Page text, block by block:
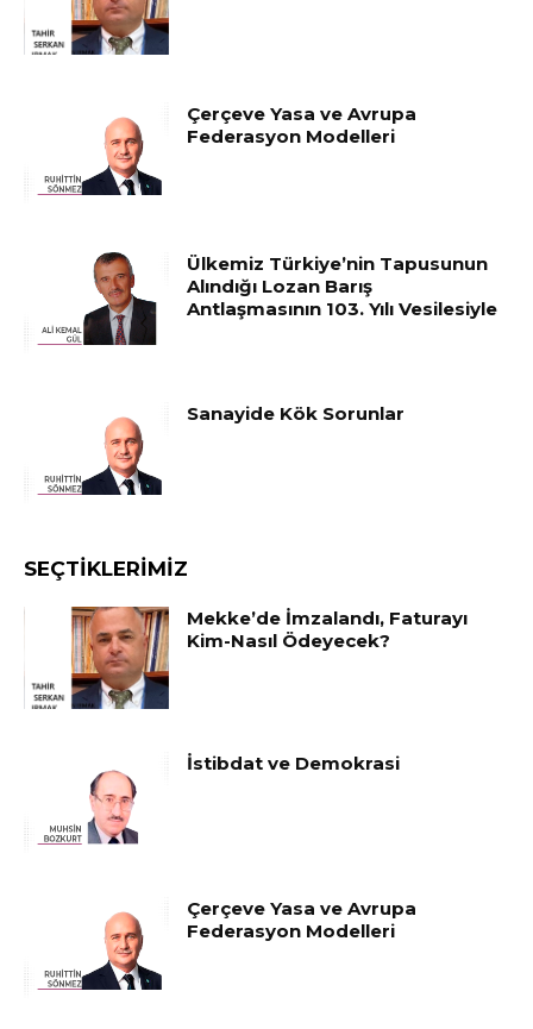
Çerçeve Yasa ve Avrupa
Federasyon Modelleri
Ülkemiz Türkiye’nin Tapusunun
Alındığı Lozan Barış
Antlaşmasının 103. Yılı Vesilesiyle
Sanayide Kök Sorunlar
SEÇTIKLERIMIZ
Mekke’de İmzalandı, Faturayı
Kim-Nasıl Ödeyecek?
İstibdat ve Demokrasi
Çerçeve Yasa ve Avrupa
Federasyon Modelleri